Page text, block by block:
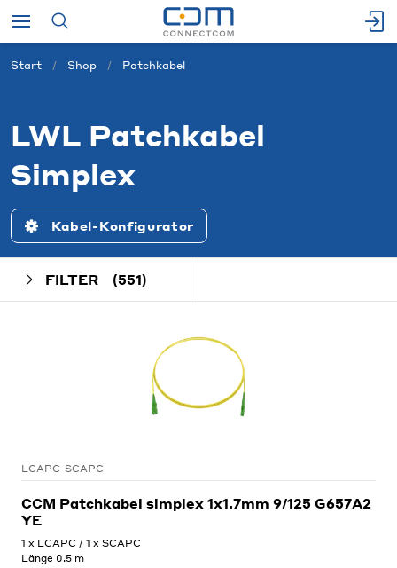
Start Shop Patchkabel
LWL Patchkabel
Simplex
Kabel-Konfigurator
FILTER (551)
LCAPC-SCAPC
CCM Patchkabel simplex 1x1.7mm 9/125 G657A2
YE
1 x LCAPC / 1 x SCAPC
Länge 0.5 m